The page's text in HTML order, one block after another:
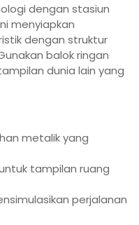
dengan stasiun
menyiapkan
dengan struktur
balok ringan
dunia lain yang
metalik yang
tampilan ruang
perjalanan